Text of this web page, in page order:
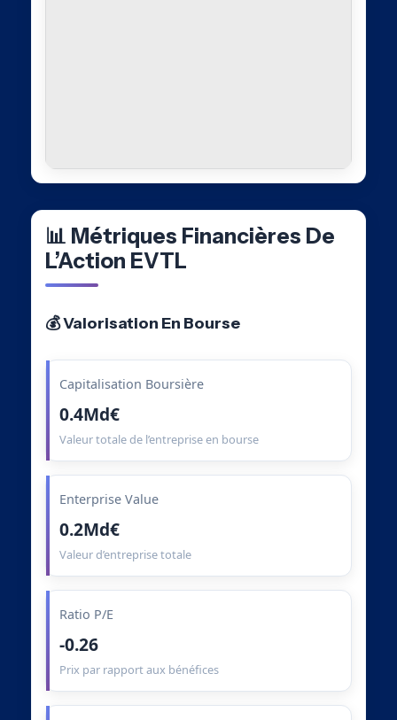
📊 Métriques Financières De
L’Action EVTL
💰 Valorisation En Bourse
Capitalisation Boursière
0.4Md€
Valeur totale de l’entreprise en bourse
Enterprise Value
0.2Md€
Valeur d’entreprise totale
Ratio P/E
-0.26
Prix par rapport aux bénéfices